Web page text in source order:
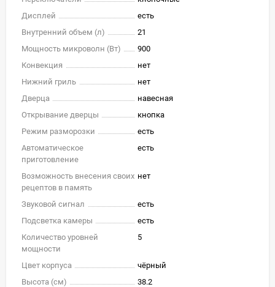
Дисплей
есть
Внутренний объем (л)
21
Мощность микроволн (Вт)
900
Конвекция
нет
Нижний гриль
нет
Дверца
навесная
Открывание дверцы
кнопка
Режим разморозки
есть
Автоматическое
приготовление
есть
Возможность внесения своих
рецептов в память
нет
Звуковой сигнал
есть
Подсветка камеры
есть
Количество уровней
мощности
5
Цвет корпуса
чёрный
Высота (см)
38.2